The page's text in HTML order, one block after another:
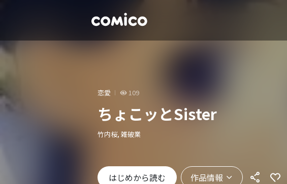
恋愛 109
ちょこッとSister
竹内桜, 雑破業
はじめから読む 作品情報